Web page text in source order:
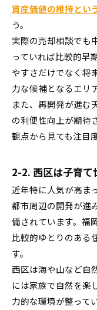
資産価値の維持とい
う。
実際の売却相談でも
っていれば比較的早
やすさだけでなく将
力な候補となるエリ
また、再開発が進む
の利便性向上が期待
観点から見ても注目
2-2. 西区は子育て
近年特に人気が高ま
都市周辺の開発が進
備されています。福
比較的ゆとりのある
す。
西区は海や山など自
には家族で自然を楽
力的な環境が整って